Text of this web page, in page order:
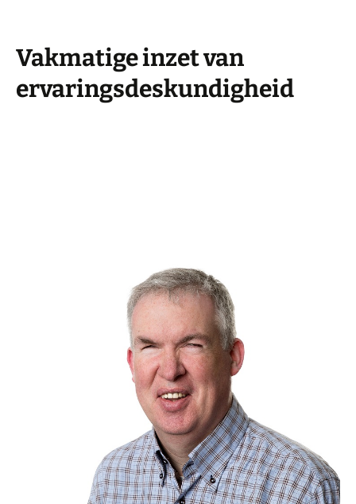
Vakmatige inzet van
ervaringsdeskundigheid